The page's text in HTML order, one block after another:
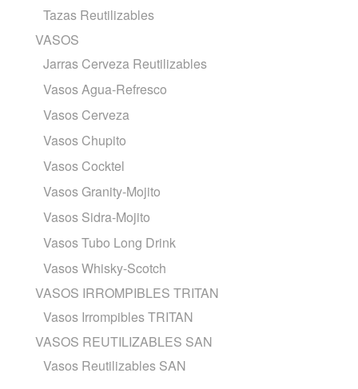
Tazas Reutilizables
VASOS
Jarras Cerveza Reutilizables
Vasos Agua-Refresco
Vasos Cerveza
Vasos Chupito
Vasos Cocktel
Vasos Granity-Mojito
Vasos Sidra-Mojito
Vasos Tubo Long Drink
Vasos Whisky-Scotch
VASOS IRROMPIBLES TRITAN
Vasos Irrompibles TRITAN
VASOS REUTILIZABLES SAN
Vasos Reutilizables SAN